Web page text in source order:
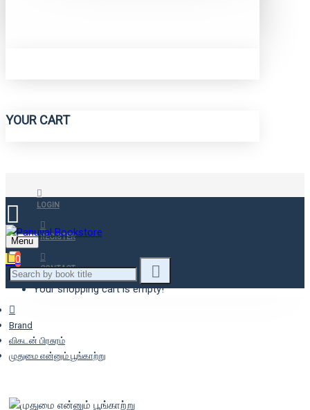
YOUR CART
LOGIN
REGISTER
CONTACT
Menu
0
Your shopping cart is empty!
Brand
விகடன் பிரசுரம்
முதுமை என்னும் பூங்காற்று